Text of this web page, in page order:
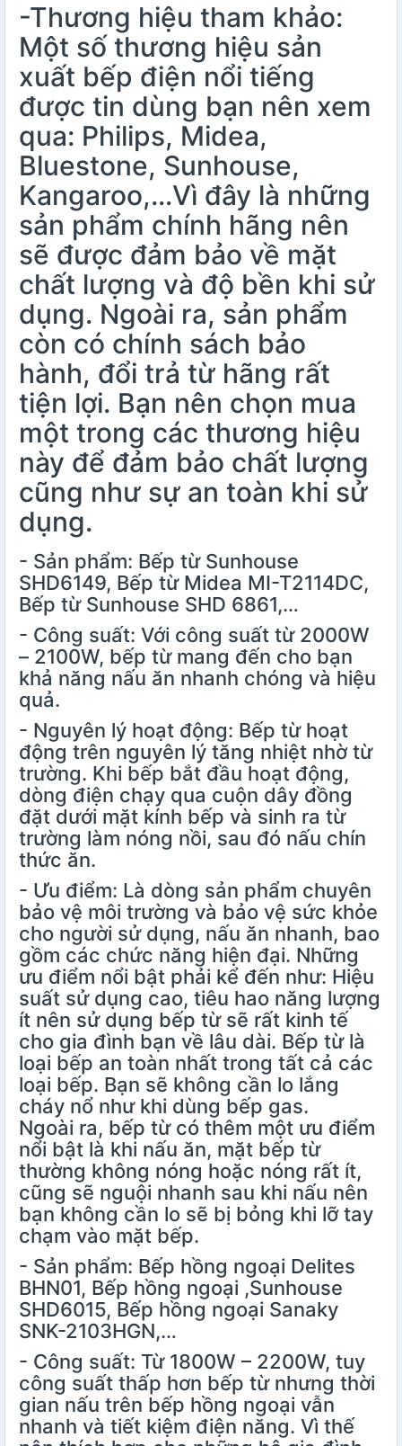
-Thương hiệu tham khảo:
Một số thương hiệu sản
xuất bếp điện nổi tiếng
được tin dùng bạn nên xem
qua: Philips, Midea,
Bluestone, Sunhouse,
Kangaroo,…Vì đây là những
sản phẩm chính hãng nên
sẽ được đảm bảo về mặt
chất lượng và độ bền khi sử
dụng. Ngoài ra, sản phẩm
còn có chính sách bảo
hành, đổi trả từ hãng rất
tiện lợi. Bạn nên chọn mua
một trong các thương hiệu
này để đảm bảo chất lượng
cũng như sự an toàn khi sử
dụng.
- Sản phẩm: Bếp từ Sunhouse
SHD6149, Bếp từ Midea MI-T2114DC,
Bếp từ Sunhouse SHD 6861,…
- Công suất: Với công suất từ 2000W
– 2100W, bếp từ mang đến cho bạn
khả năng nấu ăn nhanh chóng và hiệu
quả.
- Nguyên lý hoạt động: Bếp từ hoạt
động trên nguyên lý tăng nhiệt nhờ từ
trường. Khi bếp bắt đầu hoạt động,
dòng điện chạy qua cuộn dây đồng
đặt dưới mặt kính bếp và sinh ra từ
trường làm nóng nồi, sau đó nấu chín
thức ăn.
- Ưu điểm: Là dòng sản phẩm chuyên
bảo vệ môi trường và bảo vệ sức khỏe
cho người sử dụng, nấu ăn nhanh, bao
gồm các chức năng hiện đại. Những
ưu điểm nổi bật phải kể đến như: Hiệu
suất sử dụng cao, tiêu hao năng lượng
ít nên sử dụng bếp từ sẽ rất kinh tế
cho gia đình bạn về lâu dài. Bếp từ là
loại bếp an toàn nhất trong tất cả các
loại bếp. Bạn sẽ không cần lo lắng
cháy nổ như khi dùng bếp gas.
Ngoài ra, bếp từ có thêm một ưu điểm
nổi bật là khi nấu ăn, mặt bếp từ
thường không nóng hoặc nóng rất ít,
cũng sẽ nguội nhanh sau khi nấu nên
bạn không cần lo sẽ bị bỏng khi lỡ tay
chạm vào mặt bếp.
- Sản phẩm: Bếp hồng ngoại Delites
BHN01, Bếp hồng ngoại ,Sunhouse
SHD6015, Bếp hồng ngoại Sanaky
SNK-2103HGN,…
- Công suất: Từ 1800W – 2200W, tuy
công suất thấp hơn bếp từ nhưng thời
gian nấu trên bếp hồng ngoại vẫn
nhanh và tiết kiệm điện năng. Vì thế